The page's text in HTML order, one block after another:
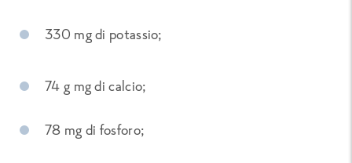
330 mg di potassio;
74 g mg di calcio;
78 mg di fosforo;